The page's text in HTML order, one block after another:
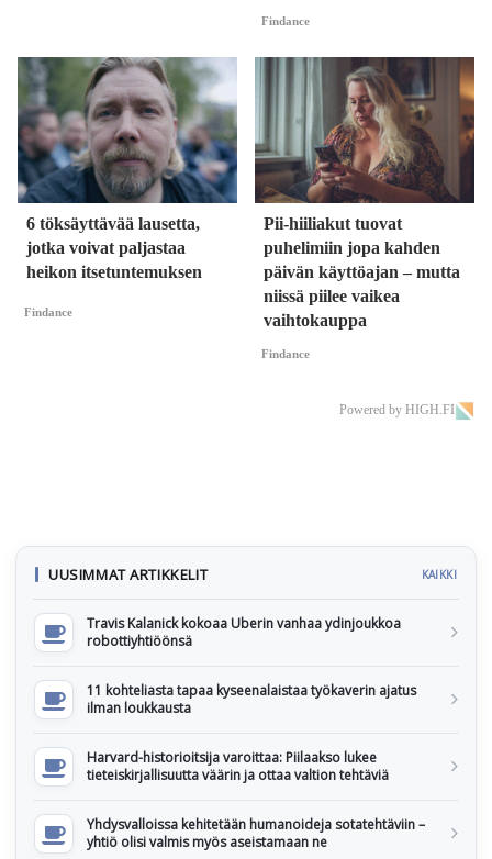
Findance
6 töksäyttävää lausetta,
jotka voivat paljastaa
heikon itsetuntemuksen
Findance
Pii-hiiliakut tuovat
puhelimiin jopa kahden
päivän käyttöajan – mutta
niissä piilee vaikea
vaihtokauppa
Findance
Powered by HIGH.FI
UUSIMMAT ARTIKKELIT KAIKKI
Travis Kalanick kokoaa Uberin vanhaa ydinjoukkoa
robottiyhtiöönsä
11 kohteliasta tapaa kyseenalaistaa työkaverin ajatus
ilman loukkausta
Harvard-historioitsija varoittaa: Piilaakso lukee
tieteiskirjallisuutta väärin ja ottaa valtion tehtäviä
Yhdysvalloissa kehitetään humanoideja sotatehtäviin –
yhtiö olisi valmis myös aseistamaan ne